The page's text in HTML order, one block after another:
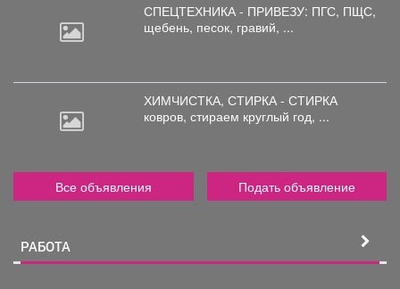
СПЕЦТЕХНИКА - ПРИВЕЗУ: ПГС, ПЩС,
щебень, песок, гравий, ...
ХИМЧИСТКА, СТИРКА - СТИРКА
ковров, стираем круглый год, ...
Все объявления Подать объявление
РАБОТА